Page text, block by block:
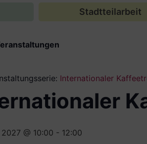
Stadtteilarbeit
Internationaler
@ 10:00 - 12:00